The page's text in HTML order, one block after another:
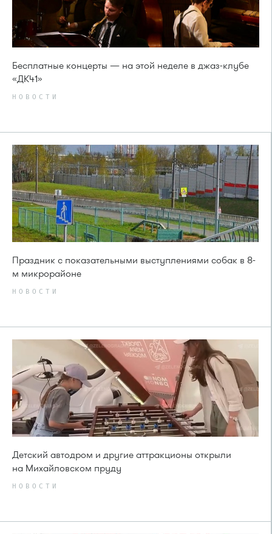
Бесплатные концерты — на этой неделе в джаз-клубе
«ДК41»
НОВОСТИ
Праздник с показательными выступлениями собак в 8-
м микрорайоне
НОВОСТИ
Детский автодром и другие аттракционы открыли
на Михайловском пруду
НОВОСТИ